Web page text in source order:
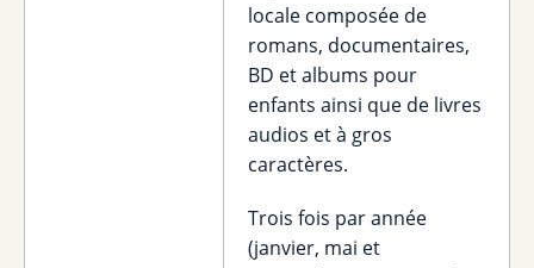
locale composée de
romans, documentaires,
BD et albums pour
enfants ainsi que de livres
audios et à gros
caractères.
Trois fois par année
(janvier, mai et